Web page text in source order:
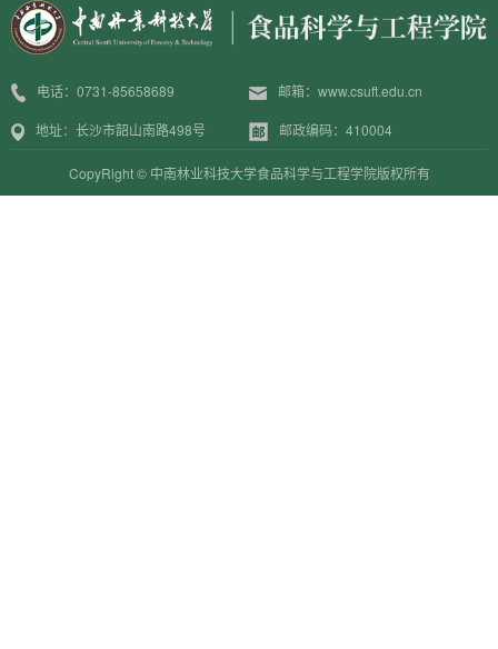
电话：0731-85658689 邮箱：www.csuft.edu.cn
地址：长沙市韶山南路498号 邮政编码：410004
CopyRight © 中南林业科技大学食品科学与工程学院版权所有